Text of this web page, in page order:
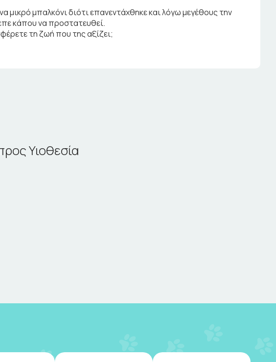
μικρό μπαλκόνι διότι επανεντάχθηκε και λόγω μεγέθους την
κάπου να προστατευθεί.
τη ζωή που της αξίζει;
Υιοθεσία